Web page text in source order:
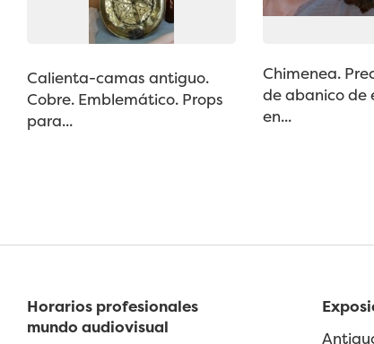
Calienta-camas antiguo.
Cobre. Emblemático. Props
para...
Chimenea.
de abanico de
en...
Horarios profesionales
mundo audiovisual